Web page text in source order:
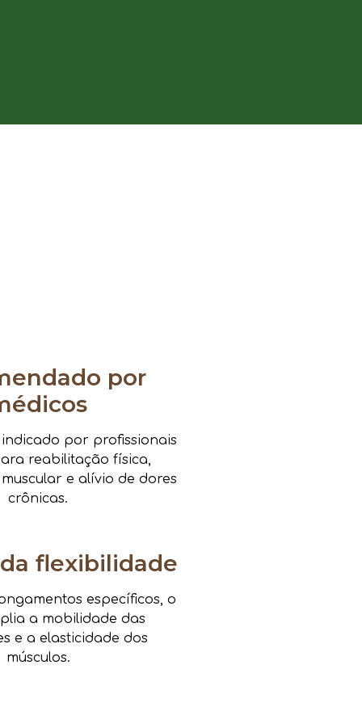
por
por profissionais
reabilitação física,
e alívio de dores
crônicas.
flexibilidade
específicos, o
a mobilidade das
e a elasticidade dos
músculos.